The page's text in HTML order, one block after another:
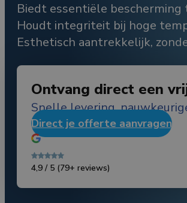
Biedt essentiële bescherming
Houdt integriteit bij hoge
Esthetisch aantrekkelijk,
Ontvang direct een
Snelle levering,
Direct je offerte aanvragen
4,9 / 5 (79+ reviews)